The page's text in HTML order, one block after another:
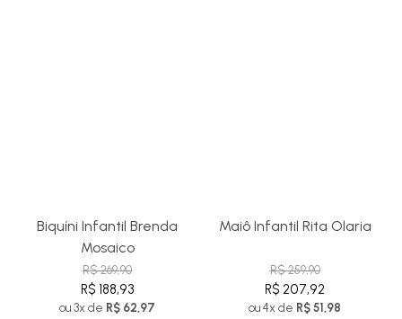
Biquíni Infantil Brenda
Mosaico
R$ 269,90
R$ 188,93
ou 3x de R$ 62,97
Maiô Infantil Rita Olaria
R$ 259,90
R$ 207,92
ou 4x de R$ 51,98